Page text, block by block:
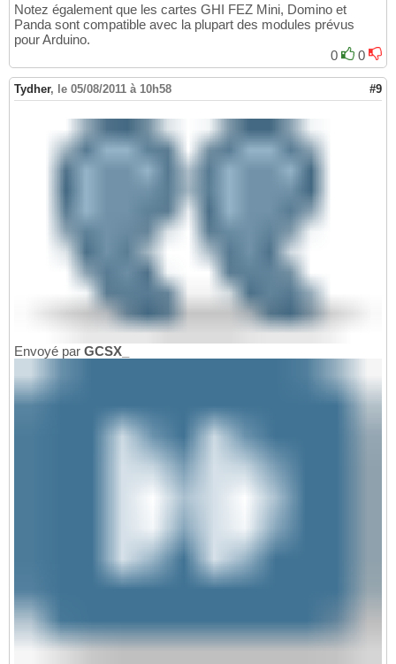
Notez également que les cartes GHI FEZ Mini, Domino et
Panda sont compatible avec la plupart des modules prévus
pour Arduino.
0
0
Tydher, le 05/08/2011 à 10h58 #9
Envoyé par GCSX_